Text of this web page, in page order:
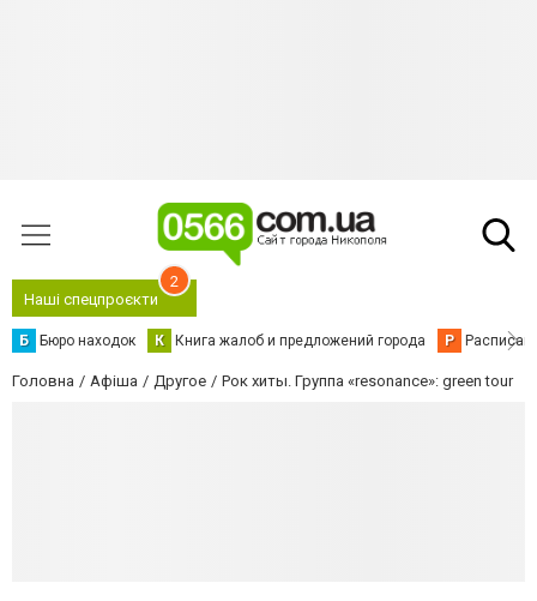
Наші спецпроєкти
2
Б Бюро находок К Книга жалоб и предложений города Р
Головна Афіша Другое Рок хиты. Группа «resonance»: green tour